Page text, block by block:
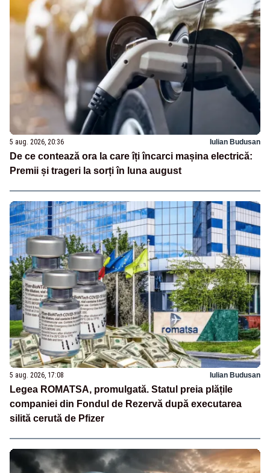
5 aug. 2026, 20:36 Iulian Budusan
De ce contează ora la care îți încarci mașina electrică:
Premii și trageri la sorți în luna august
5 aug. 2026, 17:08 Iulian Budusan
Legea ROMATSA, promulgată. Statul preia plățile
companiei din Fondul de Rezervă după executarea
silită cerută de Pfizer